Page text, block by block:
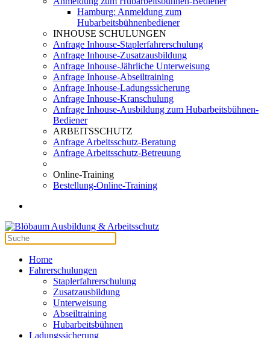
Hamburg: Anmeldung zum
Hubarbeitsbühnenbediener
INHOUSE SCHULUNGEN
Anfrage Inhouse-Staplerfahrerschulung
Anfrage Inhouse-Zusatzausbildung
Anfrage Inhouse-Jährliche Unterweisung
Anfrage Inhouse-Abseiltraining
Anfrage Inhouse-Ladungssicherung
Anfrage Inhouse-Kranschulung
Anfrage Inhouse-Ausbildung zum Hubarbeitsbühnen-
Bediener
ARBEITSSCHUTZ
Anfrage Arbeitsschutz-Beratung
Anfrage Arbeitsschutz-Betreuung
Online-Training
Bestellung-Online-Training
Home
Fahrerschulungen
Staplerfahrerschulung
Zusatzausbildung
Unterweisung
Abseiltraining
Hubarbeitsbühnen
Ladungssicherung